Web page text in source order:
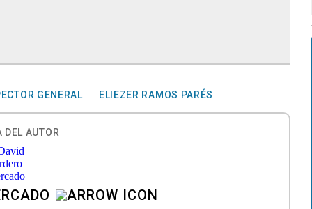
GENERAL ELIEZER RAMOS PARÉS
DEL AUTOR